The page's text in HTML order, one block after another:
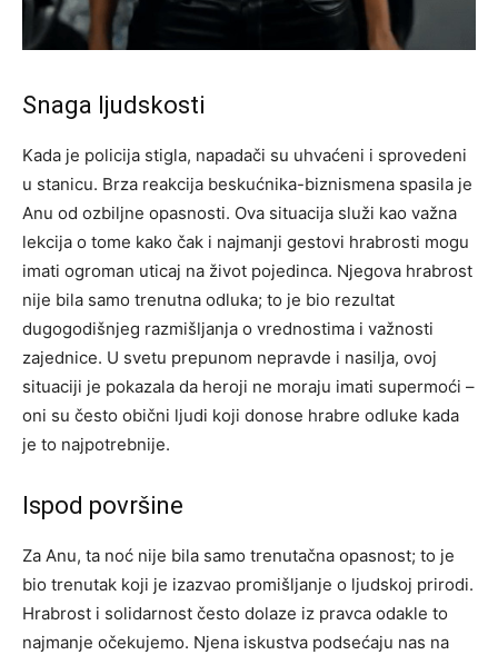
Snaga ljudskosti
Kada je policija stigla, napadači su uhvaćeni i sprovedeni
u stanicu. Brza reakcija beskućnika-biznismena spasila je
Anu od ozbiljne opasnosti. Ova situacija služi kao važna
lekcija o tome kako čak i najmanji gestovi hrabrosti mogu
imati ogroman uticaj na život pojedinca. Njegova hrabrost
nije bila samo trenutna odluka; to je bio rezultat
dugogodišnjeg razmišljanja o vrednostima i važnosti
zajednice. U svetu prepunom nepravde i nasilja, ovoj
situaciji je pokazala da heroji ne moraju imati supermoći –
oni su često obični ljudi koji donose hrabre odluke kada
je to najpotrebnije.
Ispod površine
Za Anu, ta noć nije bila samo trenutačna opasnost; to je
bio trenutak koji je izazvao promišljanje o ljudskoj prirodi.
Hrabrost i solidarnost često dolaze iz pravca odakle to
najmanje očekujemo. Njena iskustva podsećaju nas na